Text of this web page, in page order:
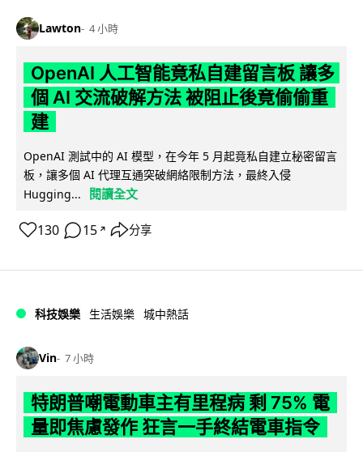
Lawton 4 小時
OpenAI 人工智能竟私自建留言板 讓多
個 AI 交流破解方法 被阻止後竟偷偷重
建
OpenAI 測試中的 AI 模型，在今年 5 月起竟私自建立秘密留言
板，讓多個 AI 代理互通突破網絡限制方法，最終入侵
Hugging...
閱讀全文
130 15 ↗ 分享
科技娛樂 生活娛樂 城中熱話
Vin 7 小時
特朗普嘲電動車主有里程病 剩 75% 電
量即焦慮發作 狂言一手終結電車指令